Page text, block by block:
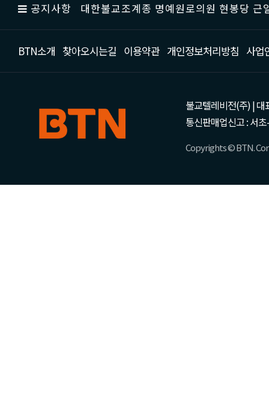
공지사항 대한불교조계종 명예원로의원 현봉당
BTN소개 찾아오시는길 이용약관 개인정보처리방침 사업
불교텔레비전(주) | 대
통신판매업신고 : 서
Copyrights © BTN.